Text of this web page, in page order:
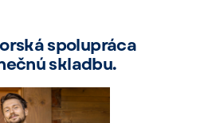
spolupráca
skladbu.